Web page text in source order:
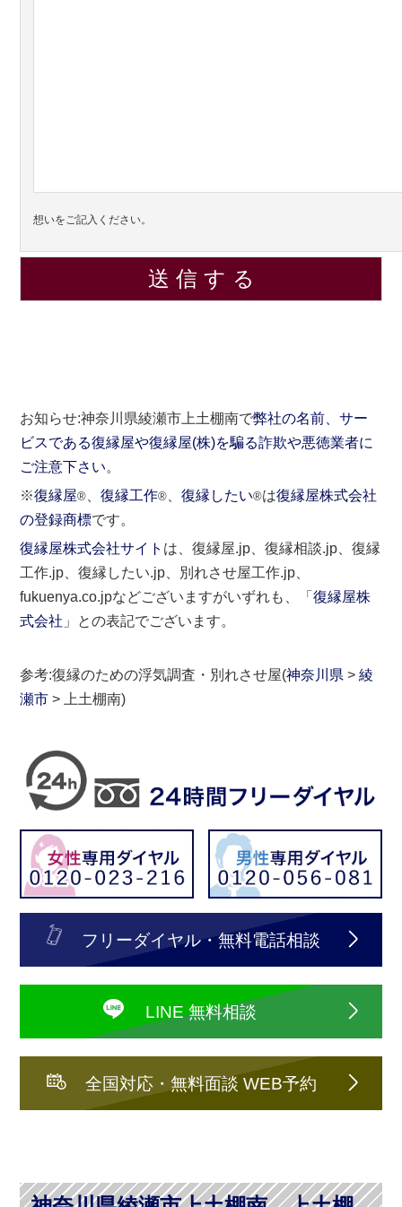
想いをご記入ください。
お知らせ:神奈川県綾瀬市上土棚南で弊社の名前、サー
ビスである復縁屋や復縁屋(株)を騙る詐欺や悪徳業者に
ご注意下さい。
※復縁屋® 、復縁工作® 、復縁したい®は復縁屋株式会社
の登録商標です。
復縁屋株式会社サイト は、復縁屋.jp、復縁相談.jp、復縁
工作.jp、復縁したい.jp、別れさせ屋工作.jp、
fukuenya.co.jpなどございますがいずれも、「復縁屋株
式会社 」との表記でございます。
参考:復縁のための浮気調査・別れさせ屋(神奈川県 >綾
瀬市 > 上土棚南)
フリーダイヤル・無料電話相談
LINE 無料相談
全国対応・無料面談 WEB予約